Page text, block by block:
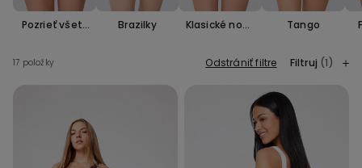
Pozrieť všetk
Brazilky
Klasické noha
Tango
17 položky Odstrániť filtre Filtruj (1)